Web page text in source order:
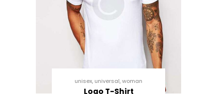
unisex, universal,woman
Logo T-Shirt